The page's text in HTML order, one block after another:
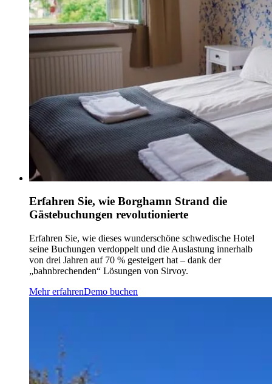
Erfahren Sie, wie Borghamn Strand die
Gästebuchungen revolutionierte
Erfahren Sie, wie dieses wunderschöne schwedische Hotel
seine Buchungen verdoppelt und die Auslastung innerhalb
von drei Jahren auf 70 % gesteigert hat – dank der
„bahnbrechenden“ Lösungen von Sirvoy.
Mehr erfahrenDemo buchen